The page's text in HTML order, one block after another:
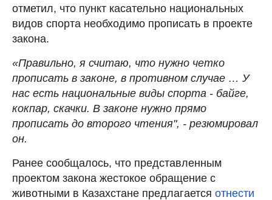
отметил, что пункт касательно национальных
видов спорта необходимо прописать в проекте
закона.
«Правильно, я считаю, что нужно четко
прописать в законе, в противном случае … У
нас есть национальные виды спорта - байге,
кокпар, скачки. В законе нужно прямо
прописать до второго чтения", - резюмировал
он.
Ранее сообщалось, что представленным
проектом закона жестокое обращение с
животными в Казахстане предлагается отнести